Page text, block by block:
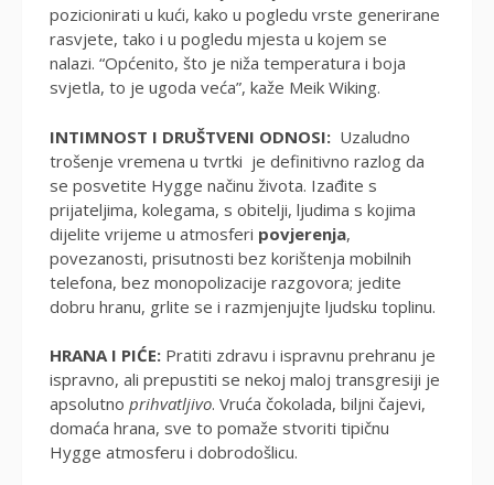
pozicionirati u kući, kako u pogledu vrste generirane
rasvjete, tako i u pogledu mjesta u kojem se
nalazi. “Općenito, što je niža temperatura i boja
svjetla, to je ugoda veća”, kaže Meik Wiking.
INTIMNOST I DRUŠTVENI ODNOSI: Uzaludno
trošenje vremena u tvrtki je definitivno razlog da
se posvetite Hygge načinu života. Izađite s
prijateljima, kolegama, s obitelji, ljudima s kojima
dijelite vrijeme u atmosferi povjerenja,
povezanosti, prisutnosti bez korištenja mobilnih
telefona, bez monopolizacije razgovora; jedite
dobru hranu, grlite se i razmjenjujte ljudsku toplinu.
HRANA I PIĆE: Pratiti zdravu i ispravnu prehranu je
ispravno, ali prepustiti se nekoj maloj transgresiji je
apsolutno prihvatljivo. Vruća čokolada, biljni čajevi,
domaća hrana, sve to pomaže stvoriti tipičnu
Hygge atmosferu i dobrodošlicu.